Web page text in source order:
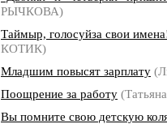
РЫЧКОВА)
Таймыр, голосуйза свои
КОТИК)
Младшим повысят зарплату
Поощрение за работу
Вы помните свою детскую